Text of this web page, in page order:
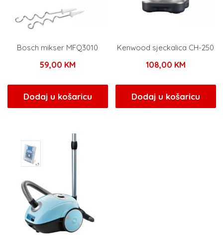
Bosch mikser MFQ3010
59,00 KM
Dodaj u košaricu
Kenwood sjeckalica CH-250
108,00 KM
Dodaj u košaricu